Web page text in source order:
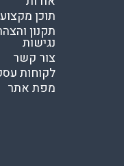
תוכן
תקנון
נגישות
צור קשר
לקוחות
מפת אתר